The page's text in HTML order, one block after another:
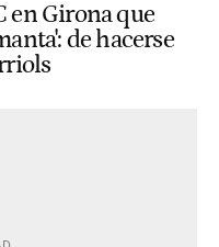
en Girona que
de hacerse